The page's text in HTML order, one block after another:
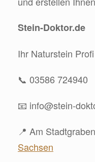
Stein-Doktor.de
Ihr Naturstein Profi
📞 03586 724940
📧 info@stein-
📍 Am
Sachsen